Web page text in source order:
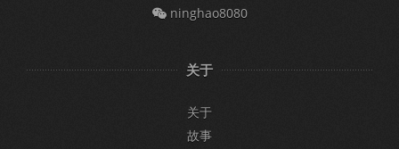
ninghao8080
关于
关于
故事